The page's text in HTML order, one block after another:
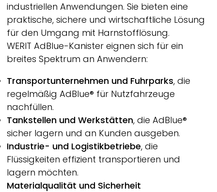
industriellen Anwendungen. Sie bieten eine
praktische, sichere und wirtschaftliche Lösung
für den Umgang mit Harnstofflösung.
WERIT AdBlue-Kanister eignen sich für ein
breites Spektrum an Anwendern:
Transportunternehmen und Fuhrparks, die
regelmäßig AdBlue® für Nutzfahrzeuge
nachfüllen.
Tankstellen und Werkstätten, die AdBlue®
sicher lagern und an Kunden ausgeben.
Industrie- und Logistikbetriebe, die
Flüssigkeiten effizient transportieren und
lagern möchten.
Materialqualität und Sicherheit